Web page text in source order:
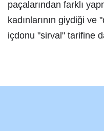
paçalarından farklı
kadınlarının giydiği
içdonu "sirval" tarifine